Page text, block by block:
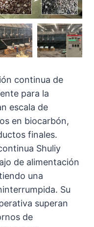
continua de
para la
escala de
en biocarbón,
finales.
Shuliy
de alimentación
una
Su
superan
de